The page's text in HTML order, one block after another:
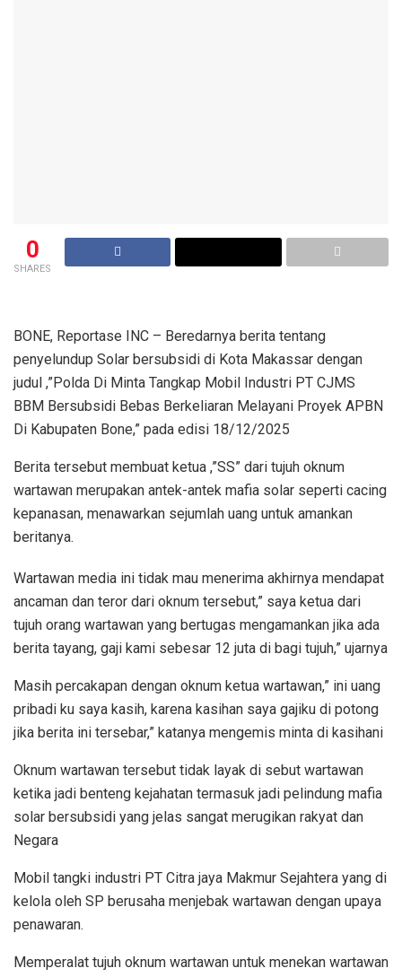
0
SHARES
BONE, Reportase INC – Beredarnya berita tentang
penyelundup Solar bersubsidi di Kota Makassar dengan
judul ,”Polda Di Minta Tangkap Mobil Industri PT CJMS
BBM Bersubsidi Bebas Berkeliaran Melayani Proyek APBN
Di Kabupaten Bone,” pada edisi 18/12/2025
Berita tersebut membuat ketua ,”SS” dari tujuh oknum
wartawan merupakan antek-antek mafia solar seperti cacing
kepanasan, menawarkan sejumlah uang untuk amankan
beritanya.
Wartawan media ini tidak mau menerima akhirnya mendapat
ancaman dan teror dari oknum tersebut,” saya ketua dari
tujuh orang wartawan yang bertugas mengamankan jika ada
berita tayang, gaji kami sebesar 12 juta di bagi tujuh,” ujarnya
Masih percakapan dengan oknum ketua wartawan,” ini uang
pribadi ku saya kasih, karena kasihan saya gajiku di potong
jika berita ini tersebar,” katanya mengemis minta di kasihani
Oknum wartawan tersebut tidak layak di sebut wartawan
ketika jadi benteng kejahatan termasuk jadi pelindung mafia
solar bersubsidi yang jelas sangat merugikan rakyat dan
Negara
Mobil tangki industri PT Citra jaya Makmur Sejahtera yang di
kelola oleh SP berusaha menjebak wartawan dengan upaya
penawaran.
Memperalat tujuh oknum wartawan untuk menekan wartawan